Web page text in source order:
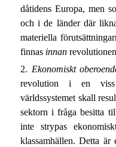
dåtidens Europa, men
och i de länder där
materiella
finnas innan
2. Ekonomiskt
revolution i en
världssystemet skall
sektorn i fråga besitta
inte strypas
klassamhällen. Detta